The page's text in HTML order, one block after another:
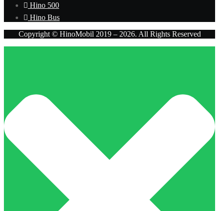
Hino 500
Hino Bus
Copyright © HinoMobil 2019 – 2026. All Rights Reserved